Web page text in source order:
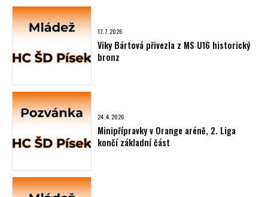
17. 7. 2026
Viky Bártová přivezla z MS U16 historický
bronz
24. 4. 2026
Minipřípravky v Orange aréně, 2. Liga
končí základní část